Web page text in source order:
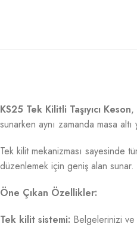
KS25 Tek Kilitli Taşıyıcı Keson,
sunarken aynı zamanda masa
Tek kilit mekanizması sayesinde
düzenlemek için geniş alan sunar.
Öne Çıkan Özellikler:
Tek kilit sistemi: Belgelerinizi ve